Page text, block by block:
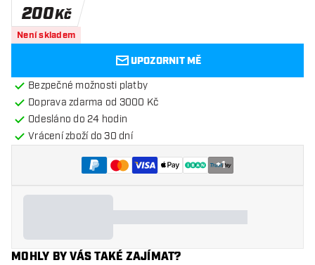
200Kč
Není skladem
UPOZORNIT MĚ
Bezpečné možnosti platby
Doprava zdarma od 3000 Kč
Odesláno do 24 hodin
Vrácení zboží do 30 dní
+1
MOHLY BY VÁS TAKÉ ZAJÍMAT?